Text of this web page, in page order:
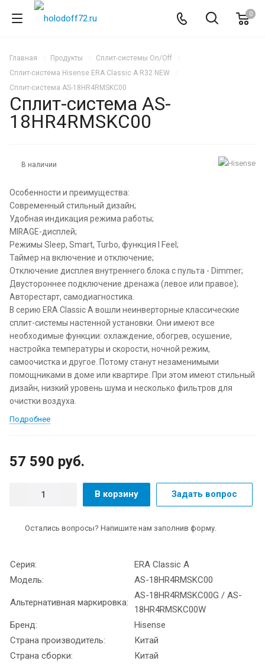
0
Главная Продукты
Сплит-системы On/Off
Сплит-система Hisense ERA Classic A R32 NEW
Сплит-система AS-18HR4RMSKC00
Сплит-система AS-
18HR4RMSKC00
В наличии
Особенности и преимущества:
Современный стильный дизайн;
Удобная индикация режима работы;
MIRAGE-дисплей;
Режимы Sleep, Smart, Turbo, функция I Feel;
Таймер на включение и отключение;
Отключение дисплея внутреннего блока с пульта - Dimmer;
Двустороннее подключение дренажа (левое или правое);
Авторестарт, самодиагностика.
В серию ERA Classic A вошли неинверторные классические
сплит-системы настенной установки. Они имеют все
необходимые функции: охлаждение, обогрев, осушение,
настройка температуры и скорости, ночной режим,
самоочистка и другое. Потому станут незаменимыми
помощниками в доме или квартире. При этом имеют стильный
дизайн, низкий уровень шума и несколько фильтров для
очистки воздуха.
Подробнее
57 590 руб.
В корзину Задать вопрос
Остались вопросы? Напишите нам заполнив форму.
Серия:
ERA Classic A
Модель:
AS-18HR4RMSKC00
Альтернативная маркировка:
AS-18HR4RMSKC00G / AS-
18HR4RMSKC00W
Бренд:
Hisense
Страна производитель:
Китай
Страна сборки:
Китай